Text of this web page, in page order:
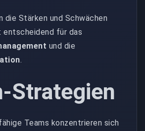
die Stärken und Schwächen
für das
und die
.
Strategien
Teams konzentrieren sich